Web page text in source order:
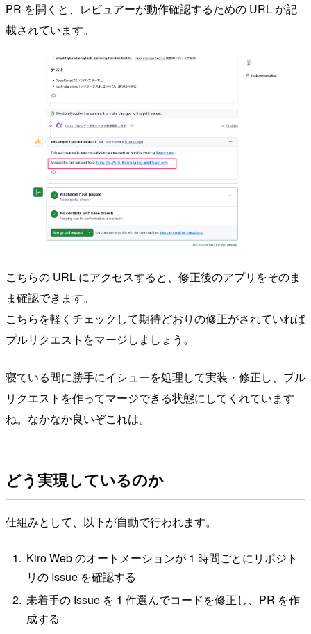
PR を開くと、レビュアーが動作確認するための URL が記
載されています。
こちらの URL にアクセスすると、修正後のアプリをそのま
ま確認できます。
こちらを軽くチェックして期待どおりの修正がされていれば
プルリクエストをマージしましょう。
寝ている間に勝手にイシューを処理して実装・修正し、プル
リクエストを作ってマージできる状態にしてくれています
ね。なかなか良いぞこれは。
どう実現しているのか
仕組みとして、以下が自動で行われます。
Kiro Web のオートメーションが 1 時間ごとにリポジト
リの Issue を確認する
未着手の Issue を 1 件選んでコードを修正し、PR を作
成する